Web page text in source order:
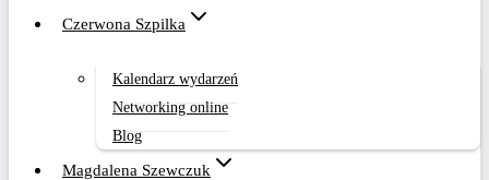
Czerwona Szpilka
Kalendarz wydarzeń
Networking online
Blog
Magdalena Szewczuk